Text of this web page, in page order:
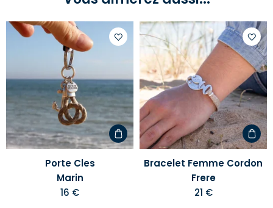
votre
liste
d'envies
Porte Cles
Marin
16 €
à
votre
liste
Bracelet Femme Cordon
Frere
21 €